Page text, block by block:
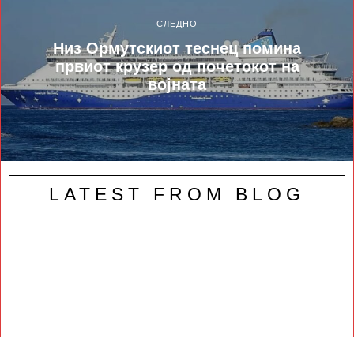
СЛЕДНО
Низ Ормутскиот теснец помина
првиот крузер од почетокот на
војната
LATEST FROM BLOG